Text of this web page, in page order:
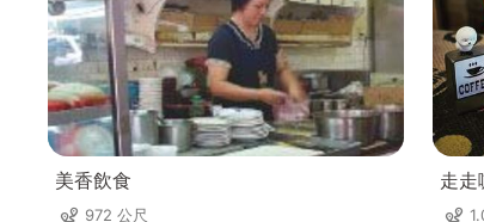
美香飲食
972 公尺
走走